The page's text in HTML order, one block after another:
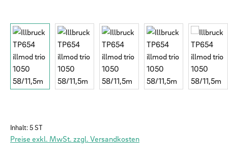
Inhalt:5 ST
Preise exkl. MwSt. zzgl. Versandkosten